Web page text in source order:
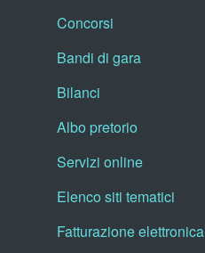
Concorsi
Bandi di gara
Bilanci
Albo pretorio
Servizi online
Elenco siti tematici
Fatturazione elettronica